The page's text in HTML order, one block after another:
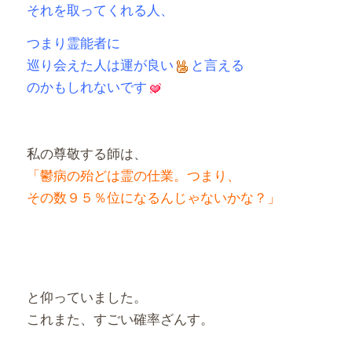
それを取ってくれる人、
つまり霊能者に
巡り会えた人は運が良い
と言える
のかもしれないです
私の尊敬する師は、
「鬱病の殆どは霊の仕業。つまり、
その数９５％位になるんじゃないかな？」
と仰っていました。
これまた、すごい確率ざんす。